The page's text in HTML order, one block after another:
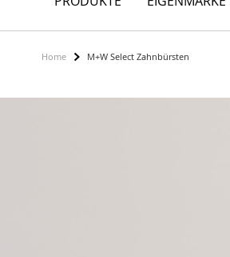
Home M+W Select Zahnbürsten